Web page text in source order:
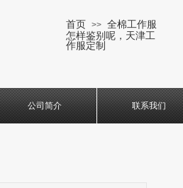
首页 >> 全棉工作服
怎样鉴别呢，天津工
作服定制
公司简介 联系我们